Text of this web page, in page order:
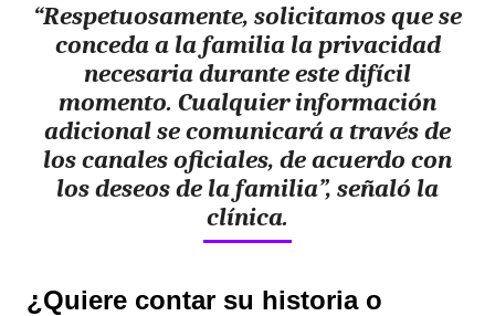
“Respetuosamente, solicitamos que se
conceda a la familia la privacidad
necesaria durante este difícil
momento. Cualquier información
adicional se comunicará a través de
los canales oficiales, de acuerdo con
los deseos de la familia”, señaló la
clínica.
¿Quiere contar su historia o